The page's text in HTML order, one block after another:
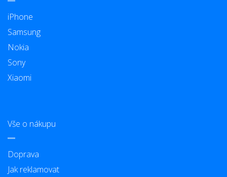
iPhone
Samsung
Nokia
Sony
Xiaomi
Vše o nákupu
Doprava
Jak reklamovat